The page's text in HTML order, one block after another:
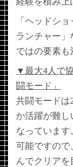
「ヘッドシ
ランチャー
ではの要素も
▼最大4人で
闘モード」
共闘モードは
か活躍が難
なっていま
可能ですので
んでクリアを